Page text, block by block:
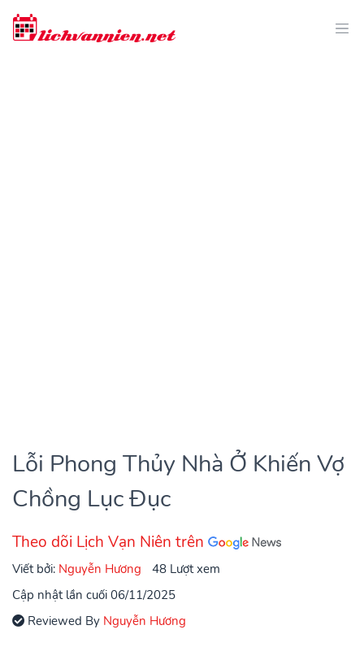
Lỗi Phong Thủy Nhà Ở Khiến Vợ
Chồng Lục Đục
Theo dõi Lịch Vạn Niên trên
Viết bởi: Nguyễn Hương
48 Lượt xem
Cập nhật lần cuối 06/11/2025
Reviewed By Nguyễn Hương